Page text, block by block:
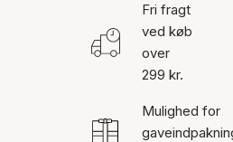
Fri fragt
ved køb
over
299 kr.
Mulighed for